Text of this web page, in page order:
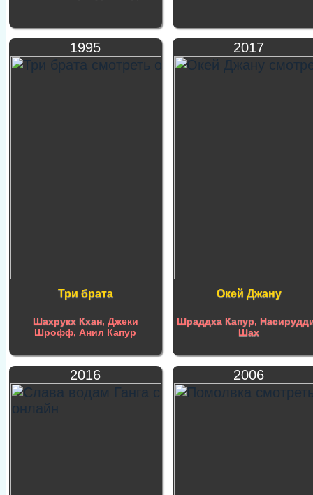
1995
Три брата
Шахрукх Кхан, Джеки
Шрофф, Анил Капур
2017
Окей Джану
Шраддха Капур,
Шах
2016 2006